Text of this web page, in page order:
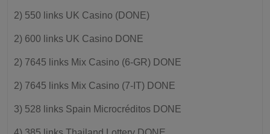
2) 550 links UK Casino (DONE)
2) 600 links UK Casino DONE
2) 7645 links Mix Casino (6-GR) DONE
2) 7645 links Mix Casino (7-IT) DONE
3) 528 links Spain Microcréditos DONE